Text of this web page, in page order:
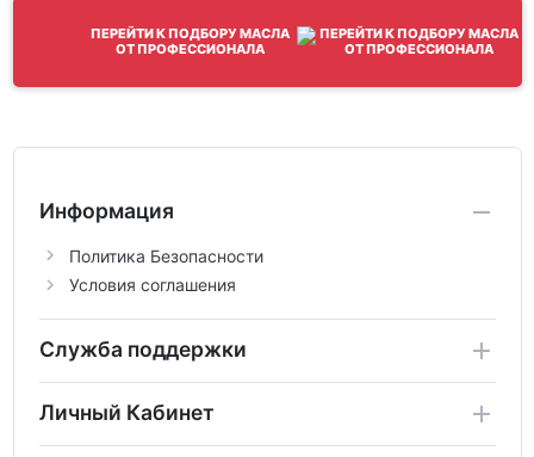
ПЕРЕЙТИ К ПОДБОРУ МАСЛА
ОТ ПРОФЕССИОНАЛА
Информация
Политика Безопасности
Условия соглашения
Служба поддержки
Личный Кабинет